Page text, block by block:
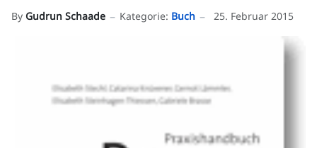
By Gudrun Schaade Kategorie: Buch 25. Februar 2015